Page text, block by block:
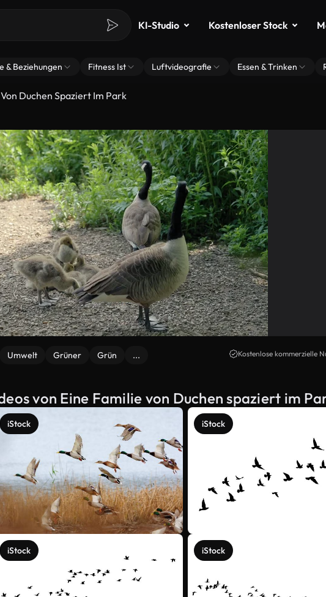
KI-Studio Kostenloser Stock
& Beziehungen Fitness Ist Luftvideografie Essen & Trinken
Duchen Spaziert Im Park
Umwelt Grüner Grün ... Kostenlose kommerzielle
von Eine Familie von Duchen spaziert im
iStock
iStock
iStock
iStock